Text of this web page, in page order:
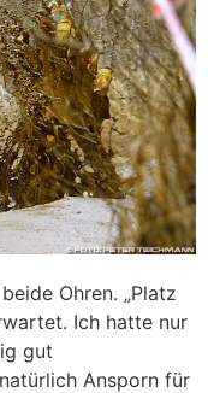
Ohren. „Platz
Ich hatte nur
gut
Ansporn für